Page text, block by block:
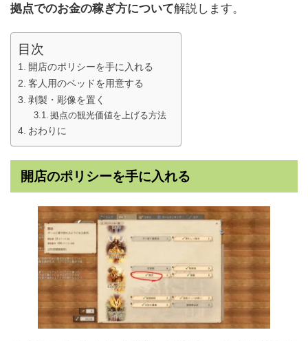
拠点でのお金の稼ぎ方について解説します。
目次
開店のポリシーを手に入れる
客人用のベッドを用意する
剥製・彫像を置く
拠点の観光価値を上げる方法
おわりに
開店のポリシーを手に入れる